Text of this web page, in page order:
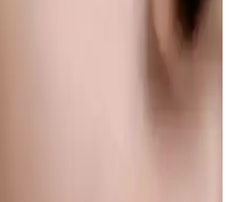
sakal beyazlıklarını azaltmayı hedefleyen
Roll-on: Varis ve Kılcal
Çözüm Sunan Doğal Kozmetik
içerikleriyle varis ve damar